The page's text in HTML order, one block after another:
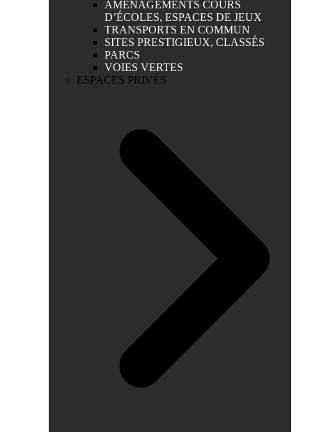
AMÉNAGEMENTS COURS
D’ÉCOLES, ESPACES DE JEUX
TRANSPORTS EN COMMUN
SITES PRESTIGIEUX, CLASSÉS
PARCS
VOIES VERTES
ESPACES PRIVÉS